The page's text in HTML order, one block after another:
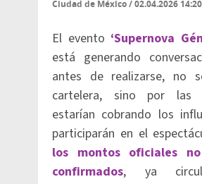
Ciudad de México/02.04.2026
El evento ‘Supernova
está generando
antes de realizarse, no
cartelera, sino por las
estarían cobrando los
participarán en el
los montos oficiales
confirmados, ya